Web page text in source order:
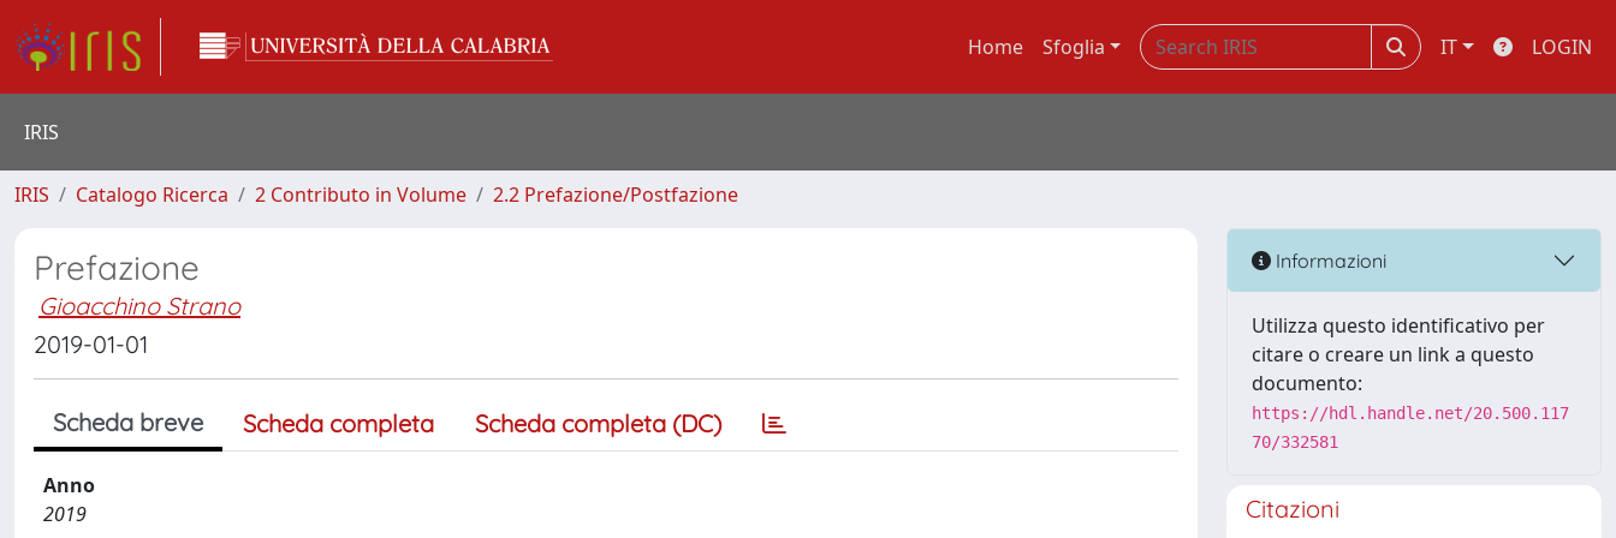
Home Sfoglia IT LOGIN
IRIS
IRIS Catalogo Ricerca 2 Contributo in Volume 2.2 Prefazione/Postfazione
Prefazione
Gioacchino Strano
2019-01-01
Scheda breve Scheda completa Scheda completa (DC)
Anno
2019
Informazioni
Utilizza questo identificativo per
citare o creare un link a questo
documento:
https://hdl.handle.net/20.500.117
70/332581
Citazioni